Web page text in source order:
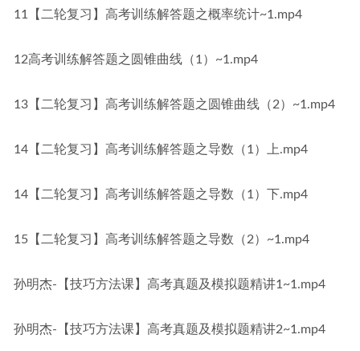
11【二轮复习】高考训练解答题之概率统计~1.mp4
12高考训练解答题之圆锥曲线（1）~1.mp4
13【二轮复习】高考训练解答题之圆锥曲线（2）~1.mp4
14【二轮复习】高考训练解答题之导数（1）上.mp4
14【二轮复习】高考训练解答题之导数（1）下.mp4
15【二轮复习】高考训练解答题之导数（2）~1.mp4
孙明杰-【技巧方法课】高考真题及模拟题精讲1~1.mp4
孙明杰-【技巧方法课】高考真题及模拟题精讲2~1.mp4